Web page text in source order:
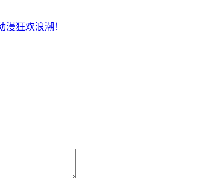
狂欢浪潮！